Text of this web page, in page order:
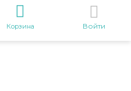
Корзина Войти